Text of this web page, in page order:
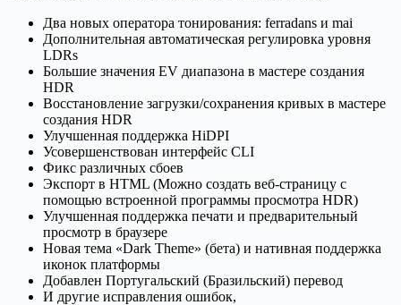
Два новых оператора тонирования: ferradans и mai
Дополнительная автоматическая регулировка уровня
LDRs
Большие значения EV диапазона в мастере создания
HDR
Восстановление загрузки/сохранения кривых в мастере
создания HDR
Улучшенная поддержка HiDPI
Усовершенствован интерфейс CLI
Фикс различных сбоев
Экспорт в HTML (Можно создать веб-страницу с
помощью встроенной программы просмотра HDR)
Улучшенная поддержка печати и предварительный
просмотр в браузере
Новая тема «Dark Theme» (бета) и нативная поддержка
иконок платформы
Добавлен Португальский (Бразильский) перевод
И другие исправления ошибок,